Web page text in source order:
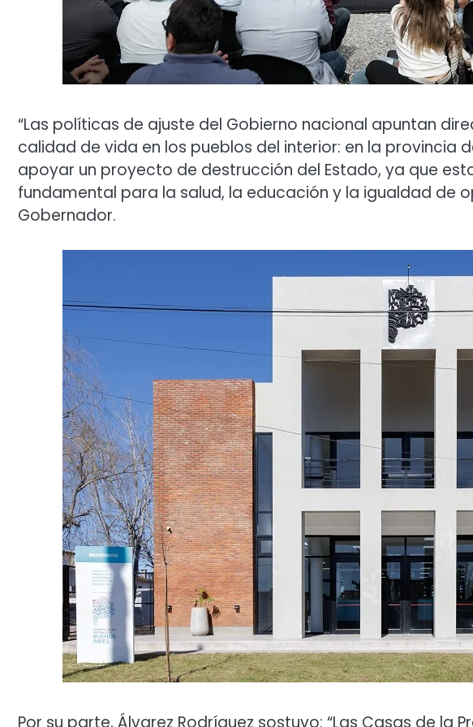
“Las políticas de ajuste del Gobierno nacional apuntan
calidad de vida en los pueblos del interior: en la provincia
apoyar un proyecto de destrucción del Estado, ya que
fundamental para la salud, la educación y la igualdad de
Gobernador.
Por su parte, Álvarez Rodríguez sostuvo: “Las Casas de la